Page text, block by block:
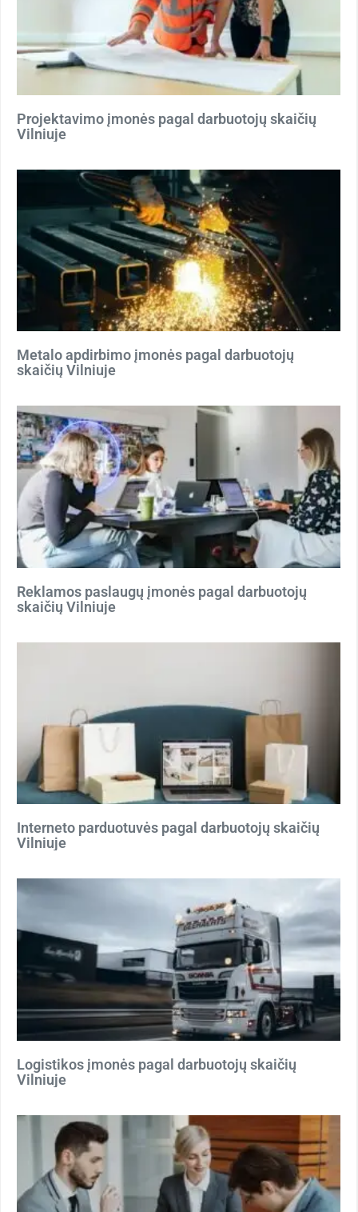
Projektavimo įmonės pagal darbuotojų skaičių
Vilniuje
Metalo apdirbimo įmonės pagal darbuotojų
skaičių Vilniuje
Reklamos paslaugų įmonės pagal darbuotojų
skaičių Vilniuje
Interneto parduotuvės pagal darbuotojų skaičių
Vilniuje
Logistikos įmonės pagal darbuotojų skaičių
Vilniuje